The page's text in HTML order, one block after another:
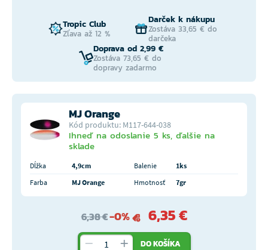
Tropic Club
Zľava až 12 %
Darček k nákupu
Zostáva 33,65 € do
darčeka
Doprava od 2,99 €
Zostáva 73,65 € do
dopravy zadarmo
MJ Orange
Kód produktu: M117-644-038
Ihneď na odoslanie 5 ks, ďalšie na
sklade
Dĺžka 4,9cm Balenie
1ks
Farba
MJ Orange Hmotnosť 7gr
6,38 €-0% 6,35 €
DO KOŠÍKA